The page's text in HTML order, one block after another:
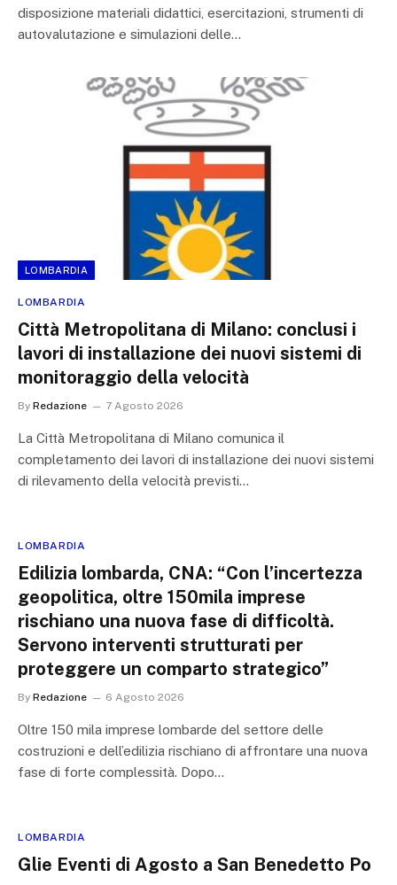
disposizione materiali didattici, esercitazioni, strumenti di
autovalutazione e simulazioni delle…
LOMBARDIA
LOMBARDIA
Città Metropolitana di Milano: conclusi i
lavori di installazione dei nuovi sistemi di
monitoraggio della velocità
By Redazione 7 Agosto 2026
La Città Metropolitana di Milano comunica il
completamento dei lavori di installazione dei nuovi sistemi
di rilevamento della velocità previsti…
LOMBARDIA
Edilizia lombarda, CNA: “Con l’incertezza
geopolitica, oltre 150mila imprese
rischiano una nuova fase di difficoltà.
Servono interventi strutturati per
proteggere un comparto strategico”
By Redazione 6 Agosto 2026
Oltre 150 mila imprese lombarde del settore delle
costruzioni e dell’edilizia rischiano di affrontare una nuova
fase di forte complessità. Dopo…
LOMBARDIA
Glie Eventi di Agosto a San Benedetto Po